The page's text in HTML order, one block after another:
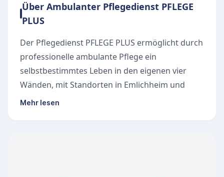
Über Ambulanter Pflegedienst PFLEGE
PLUS
Der Pflegedienst PFLEGE PLUS ermöglicht durch
professionelle ambulante Pflege ein
selbstbestimmtes Leben in den eigenen vier
Wänden, mit Standorten in Emlichheim und
Uelsen. Das Angebot umfasst individuelle
Mehr lesen